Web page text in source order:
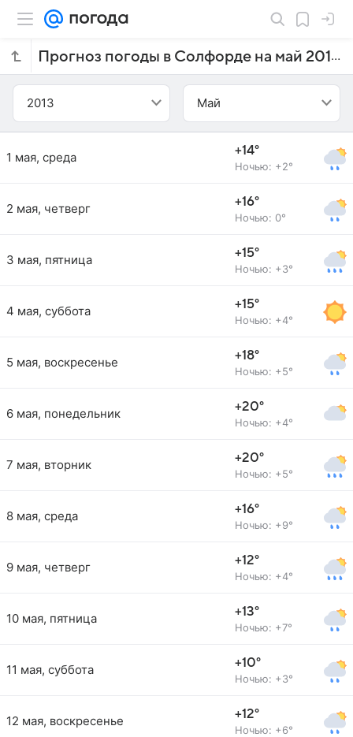
Прогноз погоды в Солфорде на май 2013 года
2013 Май
1 мая, среда +14°
Ночью: +2°
2 мая, четверг +16°
Ночью: 0°
3 мая, пятница +15°
Ночью: +3°
4 мая, суббота +15°
Ночью: +4°
5 мая, воскресенье +18°
Ночью: +5°
6 мая, понедельник +20°
Ночью: +4°
7 мая, вторник +20°
Ночью: +5°
8 мая, среда +16°
Ночью: +9°
9 мая, четверг +12°
Ночью: +4°
10 мая, пятница +13°
Ночью: +7°
11 мая, суббота +10°
Ночью: +3°
12 мая, воскресенье +12°
Ночью: +6°